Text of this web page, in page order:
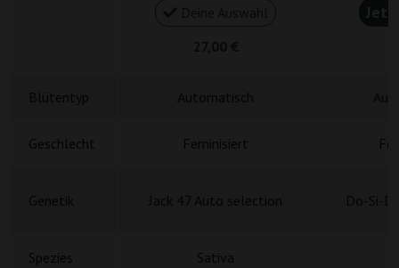
Geschlecht Feminisiert
Spezies Sativa